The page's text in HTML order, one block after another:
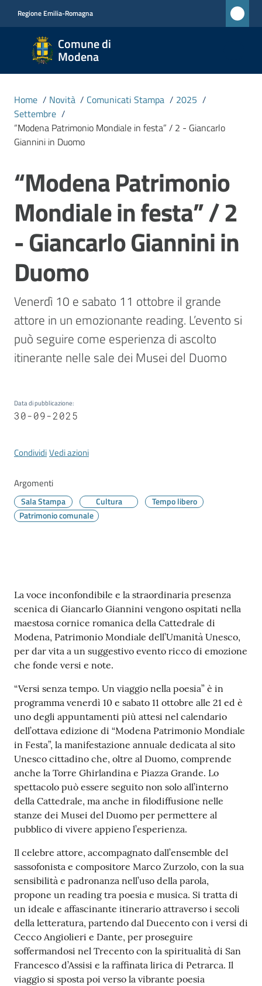
Regione Emilia-Romagna
Comune di
Modena
Comune
di
Modena
CIVICA
MONET
Novità
Menu selezionato
Servizi
Vivere
Modena
Argomenti
Seguici
su
Home / Novità / Comunicati Stampa / 2025 /
Settembre /
“Modena Patrimonio Mondiale in festa” / 2 - Giancarlo
Giannini in Duomo
Salta al contenuto
“Modena Patrimonio
Mondiale in festa” / 2
- Giancarlo Giannini in
Duomo
Venerdì 10 e sabato 11 ottobre il grande
attore in un emozionante reading. L’evento si
può seguire come esperienza di ascolto
itinerante nelle sale dei Musei del Duomo
Data di pubblicazione:
30-09-2025
CondividiVedi azioni
Argomenti
Sala Stampa Cultura
Tempo libero
Patrimonio comunale
Contenuto
La voce inconfondibile e la straordinaria presenza
scenica di Giancarlo Giannini vengono ospitati nella
maestosa cornice romanica della Cattedrale di
Modena, Patrimonio Mondiale dell’Umanità Unesco,
per dar vita a un suggestivo evento ricco di emozione
che fonde versi e note.
“Versi senza tempo. Un viaggio nella poesia” è in
programma venerdì 10 e sabato 11 ottobre alle 21 ed è
uno degli appuntamenti più attesi nel calendario
dell’ottava edizione di “Modena Patrimonio Mondiale
in Festa”, la manifestazione annuale dedicata al sito
Unesco cittadino che, oltre al Duomo, comprende
anche la Torre Ghirlandina e Piazza Grande. Lo
spettacolo può essere seguito non solo all’interno
della Cattedrale, ma anche in filodiffusione nelle
stanze dei Musei del Duomo per permettere al
pubblico di vivere appieno l’esperienza.
Il celebre attore, accompagnato dall’ensemble del
sassofonista e compositore Marco Zurzolo, con la sua
sensibilità e padronanza nell’uso della parola,
propone un reading tra poesia e musica. Si tratta di
un ideale e affascinante itinerario attraverso i secoli
della letteratura, partendo dal Duecento con i versi di
Cecco Angiolieri e Dante, per proseguire
soffermandosi nel Trecento con la spiritualità di San
Francesco d’Assisi e la raffinata lirica di Petrarca. Il
viaggio si sposta poi verso la vibrante poesia